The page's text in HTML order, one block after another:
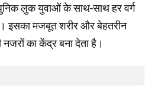
लुक युवाओं के साथ-साथ हर वर्ग
इसका मजबूत शरीर और बेहतरीन
का केंद्र बना देता है।